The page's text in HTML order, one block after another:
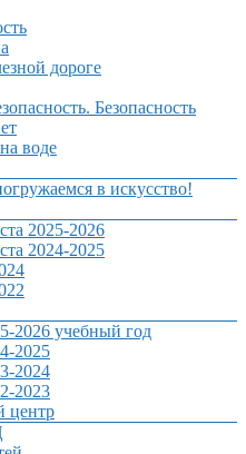
дороге
Безопасность
воде
в искусство!
2025-2026
2024-2025
2026 учебный год
2025
2024
2023
центр